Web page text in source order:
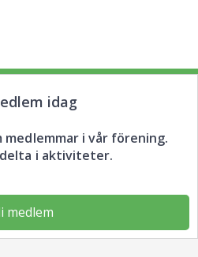
idag
medlemmar i vår förening.
delta i aktiviteter.
medlem